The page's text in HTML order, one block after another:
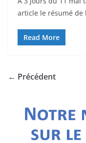
article le résumé de
Read More
← Précédent